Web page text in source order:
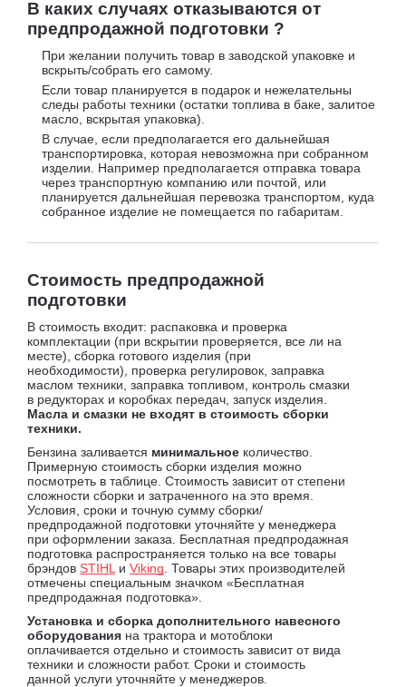
В каких случаях отказываются от
предпродажной подготовки ?
При желании получить товар в заводской упаковке и
вскрыть/собрать его самому.
Если товар планируется в подарок и нежелательны
следы работы техники (остатки топлива в баке, залитое
масло, вскрытая упаковка).
В случае, если предполагается его дальнейшая
транспортировка, которая невозможна при собранном
изделии. Например предполагается отправка товара
через транспортную компанию или почтой, или
планируется дальнейшая перевозка транспортом, куда
собранное изделие не помещается по габаритам.
Стоимость предпродажной
подготовки
В стоимость входит: распаковка и проверка
комплектации (при вскрытии проверяется, все ли на
месте), сборка готового изделия (при
необходимости), проверка регулировок, заправка
маслом техники, заправка топливом, контроль смазки
в редукторах и коробках передач, запуск изделия.
Масла и смазки не входят в стоимость сборки
техники.
Бензина заливается минимальное количество.
Примерную стоимость сборки изделия можно
посмотреть в таблице. Стоимость зависит от степени
сложности сборки и затраченного на это время.
Условия, сроки и точную сумму сборки/
предпродажной подготовки уточняйте у менеджера
при оформлении заказа. Бесплатная предпродажная
подготовка распространяется только на все товары
брэндов STIHL и Viking . Товары этих производителей
отмечены специальным значком «Бесплатная
предпродажная подготовка».
Установка и сборка дополнительного навесного
оборудования на трактора и мотоблоки
оплачивается отдельно и стоимость зависит от вида
техники и сложности работ. Сроки и стоимость
данной услуги уточняйте у менеджеров.